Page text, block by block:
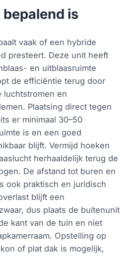
is
vaak of een hybride
presteert. Deze unit heeft
en uitblaasruimte
de efficiëntie terug door
luchtstromen en
Plaatsing direct tegen
er minimaal 30–50
is en een goed
blijft. Vermijd hoeken
herhaaldelijk terug de
De afstand tot buren en
ook praktisch en juridisch
blijft een
dus plaats de buitenunit
kant van de tuin en niet
Opstelling op
of plat dak is mogelijk,